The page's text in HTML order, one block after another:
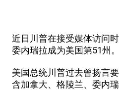
近日川普在接受媒体访问
委内瑞拉成为美国第51州。
美国总统川普过去曾扬言
含加拿大、格陵兰、委内